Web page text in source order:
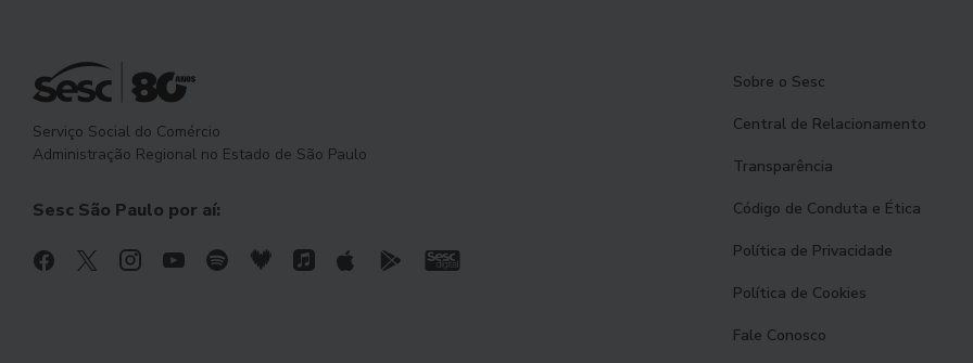
Serviço Social do Comércio
Administração Regional no Estado de São Paulo
Sesc São Paulo por aí:
Sobre o Sesc
Central de Relacionamento
Transparência
Código de Conduta e Ética
Política de Privacidade
Política de Cookies
Fale Conosco